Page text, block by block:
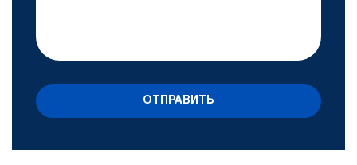
ОТПРАВИТЬ